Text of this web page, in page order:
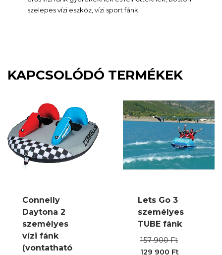
szelepes vízi eszköz, vízi sport fánk
KAPCSOLÓDÓ TERMÉKEK
Connelly
Daytona 2
személyes
vízi fánk
(vontatható
Lets Go 3
személyes
TUBE fánk
157 900Ft
129 900 Ft